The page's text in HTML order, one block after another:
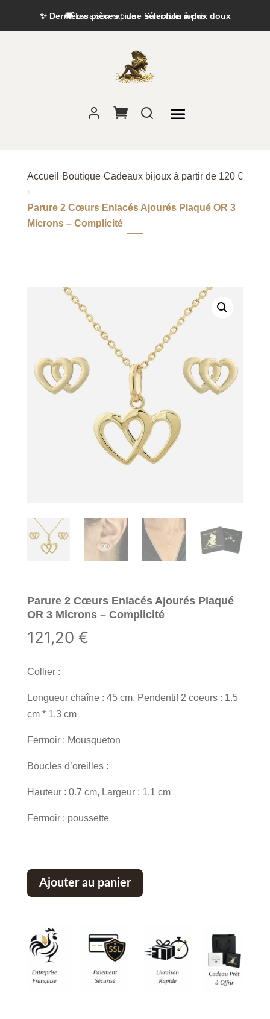
✨ Dernières pièces : une sélection à prix doux
Accueil ›Boutique›Cadeaux bijoux à partir de 120 €
›
Parure 2 Cœurs Enlacés Ajourés Plaqué OR 3
Microns – Complicité
Parure 2 Cœurs Enlacés Ajourés Plaqué
OR 3 Microns – Complicité
121,20 €
Collier :
Longueur chaîne : 45 cm, Pendentif 2 coeurs : 1.5
cm * 1.3 cm
Fermoir : Mousqueton
Boucles d’oreilles :
Hauteur : 0.7 cm, Largeur : 1.1 cm
Fermoir : poussette
Ajouter au panier